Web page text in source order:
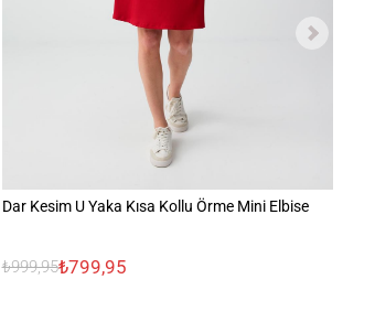
Dar Kesim U Yaka Kısa Kollu Örme Mini Elbise
₺999,95₺799,95